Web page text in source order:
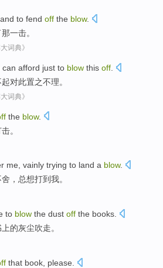
to fend off the blow.
那一击。
词典》
can afford just to blow this off
对此置之不理。
词典》
the blow.
。
me, vainly trying to land a blow.
，总想打到我。
to blow the dust off the books
的灰尘吹走。
that book please